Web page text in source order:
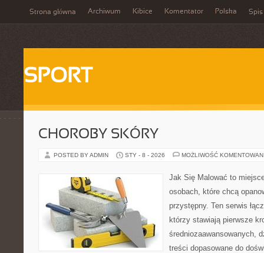
Strona główna Archiwum Kibice Komentator Polska Spis
SPORT
CHOROBY SKÓRY
POSTED BY ADMIN STY - 8 - 2026 MOŻLIWOŚĆ
Jak Się Malować to
osobach, które chcą
przystępny. Ten serwis
którzy stawiają pierwsze
średniozaawansowanych,
treści dopasowane do